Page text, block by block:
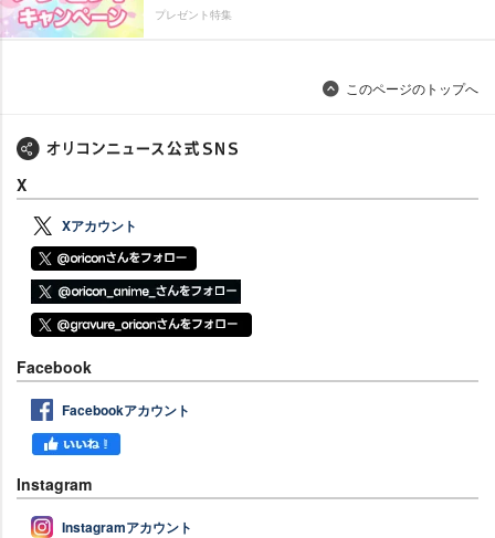
プレゼント特集
このページのトップへ
X
Xアカウント
Facebook
Facebookアカウント
Instagram
Instagramアカウント